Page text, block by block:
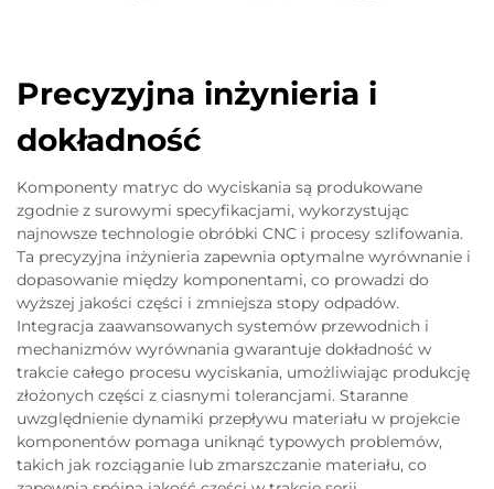
Precyzyjna inżynieria i
dokładność
Komponenty matryc do wyciskania są produkowane
zgodnie z surowymi specyfikacjami, wykorzystując
najnowsze technologie obróbki CNC i procesy szlifowania.
Ta precyzyjna inżynieria zapewnia optymalne wyrównanie i
dopasowanie między komponentami, co prowadzi do
wyższej jakości części i zmniejsza stopy odpadów.
Integracja zaawansowanych systemów przewodnich i
mechanizmów wyrównania gwarantuje dokładność w
trakcie całego procesu wyciskania, umożliwiając produkcję
złożonych części z ciasnymi tolerancjami. Staranne
uwzględnienie dynamiki przepływu materiału w projekcie
komponentów pomaga uniknąć typowych problemów,
takich jak rozciąganie lub zmarszczanie materiału, co